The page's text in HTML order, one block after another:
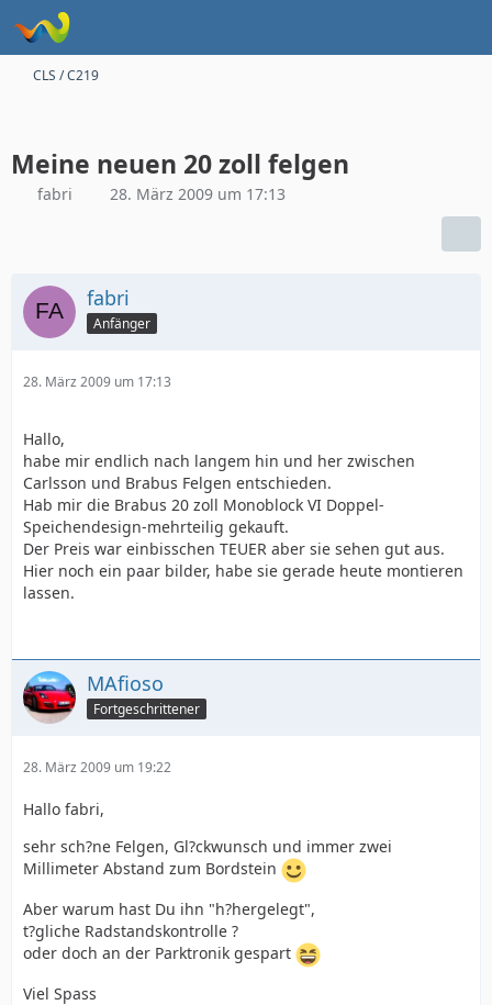
CLS / C219
Meine neuen 20 zoll felgen
fabri 28. März 2009 um 17:13
fabri
Anfänger
28. März 2009 um 17:13
Hallo,
habe mir endlich nach langem hin und her zwischen
Carlsson und Brabus Felgen entschieden.
Hab mir die Brabus 20 zoll Monoblock VI Doppel-
Speichendesign-mehrteilig gekauft.
Der Preis war einbisschen TEUER aber sie sehen gut aus.
Hier noch ein paar bilder, habe sie gerade heute montieren
lassen.
MAfioso
Fortgeschrittener
28. März 2009 um 19:22
Hallo fabri,
sehr sch?ne Felgen, Gl?ckwunsch und immer zwei
Millimeter Abstand zum Bordstein
Aber warum hast Du ihn "h?hergelegt",
t?gliche Radstandskontrolle ?
oder doch an der Parktronik gespart
Viel Spass